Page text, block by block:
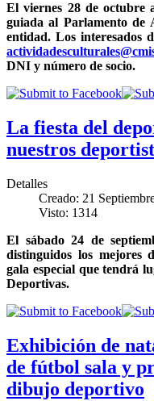
El viernes 28 de octubre
guiada al Parlamento de
entidad. Los interesados
DNI y número de socio.
La fiesta del
nuestros
Detalles
Creado: 21
Visto: 1314
El sábado 24 de
distinguidos los mejores
gala especial que tendrá
Deportivas.
Exhibición de
de fútbol sala y
dibujo deportivo